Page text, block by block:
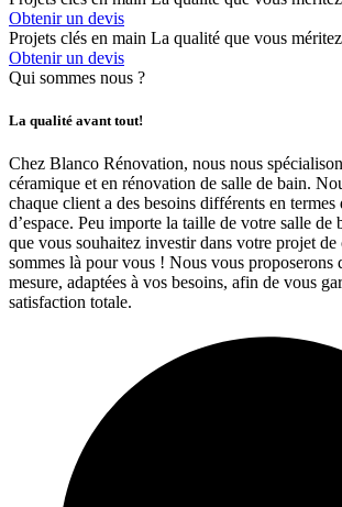
Obtenir un devis
Projets clés en main La qualité que vous
Obtenir un devis
Qui sommes nous ?
La qualité avant tout!
Chez Blanco Rénovation, nous nous
céramique et en rénovation de salle de bain.
chaque client a des besoins différents en termes
d’espace. Peu importe la taille de votre salle de
que vous souhaitez investir dans votre projet de
sommes là pour vous ! Nous vous proposerons
mesure, adaptées à vos besoins, afin de vous
satisfaction totale.